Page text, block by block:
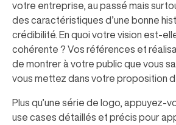
votre entreprise, au passé mais
des caractéristiques d’une bonne
crédibilité. En quoi votre vision est-
cohérente ? Vos références et
de montrer à votre public que vous
vous mettez dans votre proposition
Plus qu’une série de logo, appuyez-
use cases détaillés et précis pour